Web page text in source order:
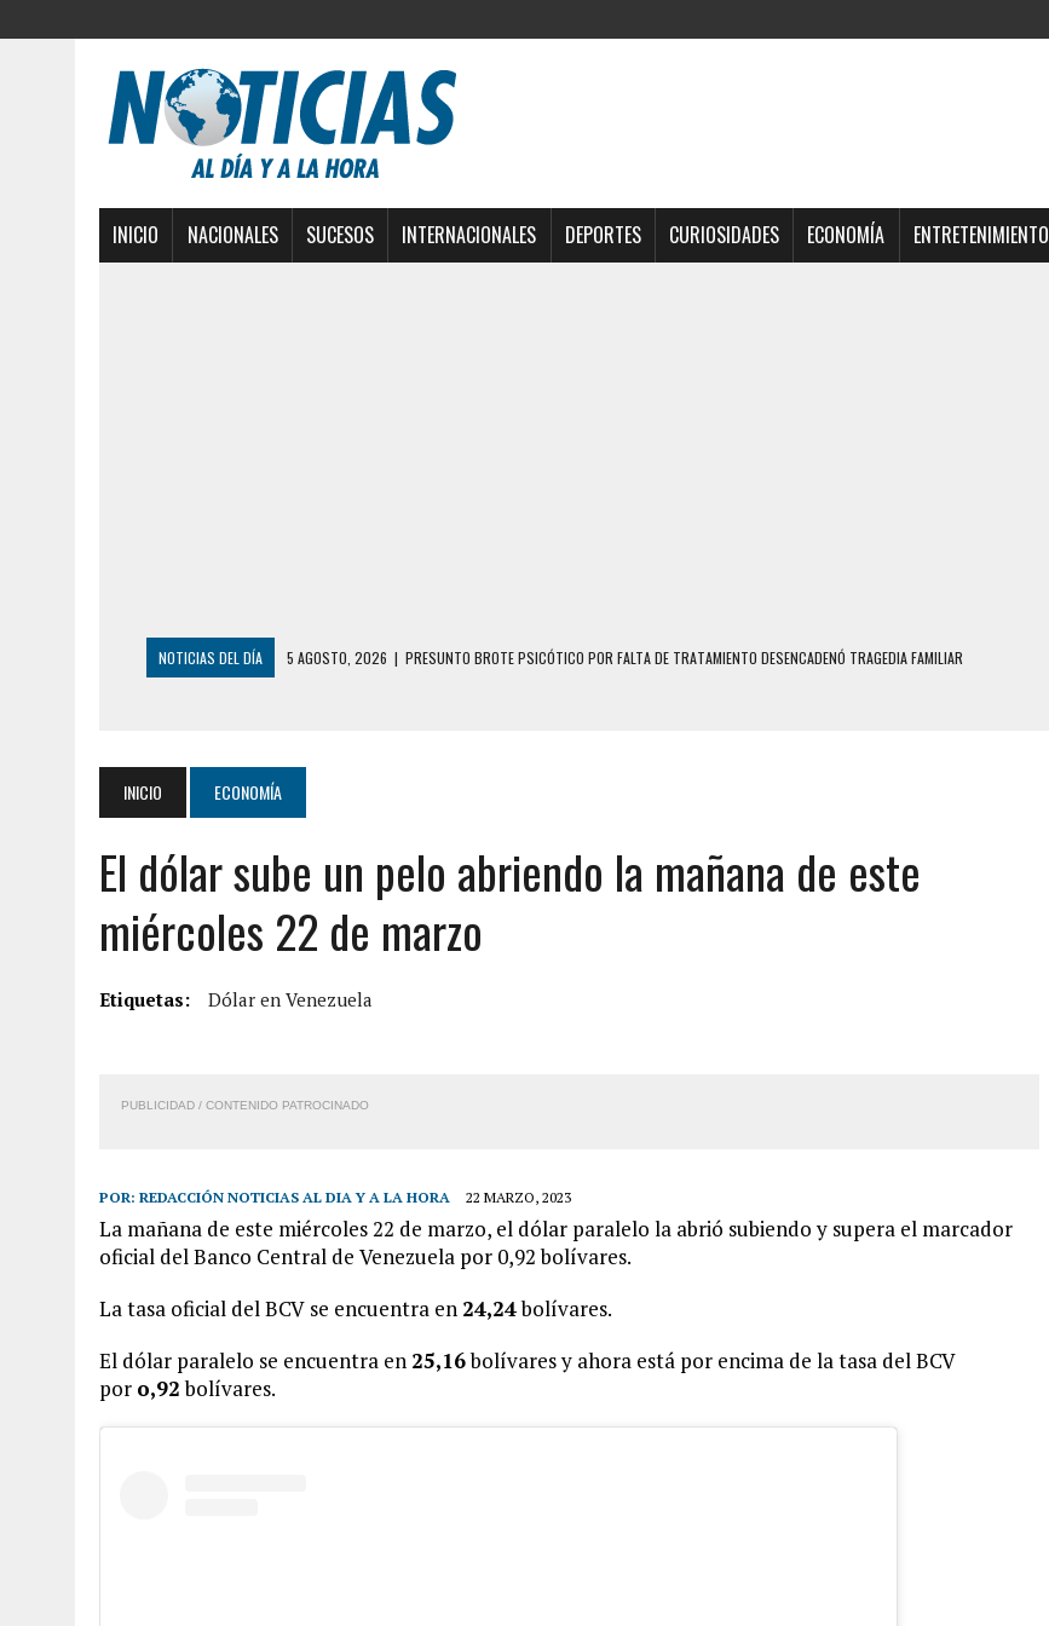
INICIO NACIONALES SUCESOS INTERNACIONALES DEPORTES CURIOSIDADES ECONOMÍA ENTRETENIMIENTO
NOTICIAS DEL DÍA 5 AGOSTO, 2026 | PRESUNTO BROTE PSICÓTICO POR FALTA DE TRATAMIENTO DESENCADENÓ TRAGEDIA FAMILIAR
3 AGOSTO, 2026 | YARACUY: INTENTÓ DESCONECTAR SU NEVERA MIENTRAS LA CASA SE INUNDABA
2 AGOSTO, 2026
AYUDABA A PERSONAS EN SITUACIÓN DE CALLE Y MURIÓ A MANOS DE VARIOS DE ELLOS EN MATURÍN
2 AGOSTO, 2026 | COLAPSÓ TECHO DE UNA VIVIENDA EN EL CENTRO DE CARACAS CON MÁS DE 20 PERSONAS ADENTRO
2 AGOSTO, 2026
FALCÓN: MUJER ATACÓ CON UN CUCHILLO A SUS HIJOS, UNO PERDIÓ LA VIDA
INICIO ECONOMÍA
El dólar sube un pelo abriendo la mañana de este
miércoles 22 de marzo
Etiquetas: Dólar en Venezuela
PUBLICIDAD / CONTENIDO PATROCINADO
POR: REDACCIÓN NOTICIAS AL DIA Y A LA HORA 22 MARZO, 2023
La mañana de este miércoles 22 de marzo, el dólar paralelo la abrió subiendo y supera el marcador
oficial del Banco Central de Venezuela por 0,92 bolívares.
La tasa oficial del BCV se encuentra en 24,24bolívares.
El dólar paralelo se encuentra en 25,16bolívares y ahora está por encima de la tasa del BCV
por o,92bolívares.